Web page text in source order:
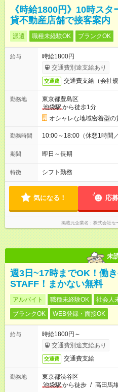
《時給1800円》10時ス
貸不動産店舗で接客案内
派遣 職種未経験OK ブランクOK
給与
時給1800円
交通費別途支給あり
交通費 交通費支給（会社規
勤務地
東京都豊島区
池袋駅から徒歩1分
オシャレな地域密着型の
勤務時間 10:00～18:00（休憩1時間
期間 即日～長期
特徴 シフト勤務
気になる！ 応
掲載元企業名 株式会社セ
未
週3日~17時までOK！働
STAFF！まかない無料
アルバイト 職種未経験OK 社会人
ブランクOK
WEB登録・面接OK
給与
時給1800円～
交通費別途支給あり
交通費 交通費支給
勤務地
東京都渋谷区
池袋駅から徒歩 / 高田馬